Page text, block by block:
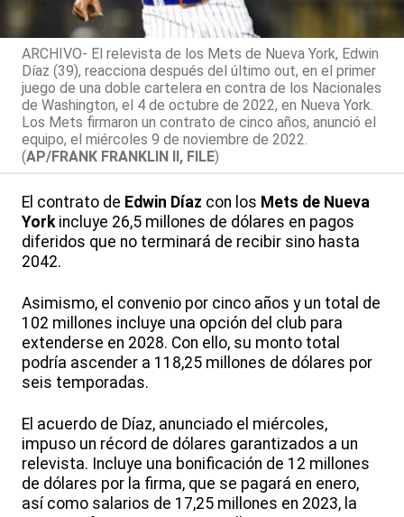
ARCHIVO- El relevista de los Mets de Nueva York, Edwin
Díaz (39), reacciona después del último out, en el primer
juego de una doble cartelera en contra de los Nacionales
de Washington, el 4 de octubre de 2022, en Nueva York.
Los Mets firmaron un contrato de cinco años, anunció el
equipo, el miércoles 9 de noviembre de 2022.
(AP/FRANK FRANKLIN II, FILE)
El contrato de Edwin Díaz con los Mets de Nueva
Yorkincluye 26,5 millones de dólares en pagos
diferidos que no terminará de recibir sino hasta
2042.
Asimismo, el convenio por cinco años y un total de
102 millones incluye una opción del club para
extenderse en 2028. Con ello, su monto total
podría ascender a 118,25 millones de dólares por
seis temporadas.
El acuerdo de Díaz, anunciado el miércoles,
impuso un récord de dólares garantizados a un
relevista. Incluye una bonificación de 12 millones
de dólares por la firma, que se pagará en enero,
así como salarios de 17,25 millones en 2023, la